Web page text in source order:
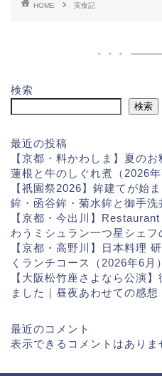
HOME 実食記
検索
検索
最近の投稿
【京都・料かわしま】夏の
蓮根と牛のしぐれ煮（2026年
【祇園祭2026】鉾建てが始
鉾・函谷鉾・菊水鉾と御手洗
【京都・今出川】
わうミシュラン一つ星シェフ
【京都・高野川】日本料理
くランチコース（2026年6月）
【大阪松竹座さよなら公演
ました｜昼夜あわせての感想
最近のコメント
表示できるコメントはありま